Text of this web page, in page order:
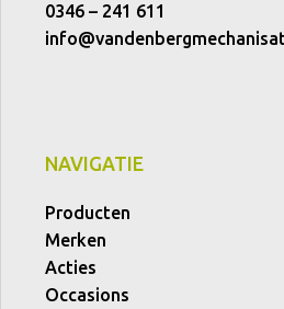
0346 – 241 611
NAVIGATIE
Producten
Merken
Acties
Occasions